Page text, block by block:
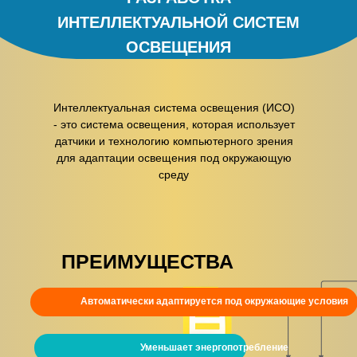
Первый
этап
Создание макета
Октябрь 2024 - Ноябрь
2024
Интеллектуальная система освещения (ИСО)
- это система освещения, которая использует
датчики и технологию компьютерного зрения
для адаптации освещения под окружающую
среду
ПРЕИМУЩЕСТВА
ИНТЕЛЛЕКТУАЛЬНОЙ СИСТЕМ
ОСВЕЩЕНИЯ
Уменьшает энергопотребление
Автоматически адаптируется под окружающие условия